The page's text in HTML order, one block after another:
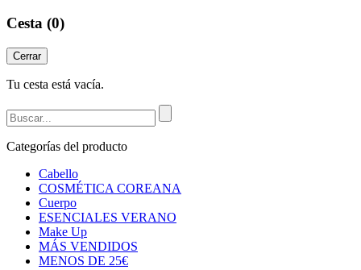
Cesta (0)
Cerrar
Tu cesta está vacía.
Categorías del producto
Cabello
COSMÉTICA COREANA
Cuerpo
ESENCIALES VERANO
Make Up
MÁS VENDIDOS
MENOS DE 25€